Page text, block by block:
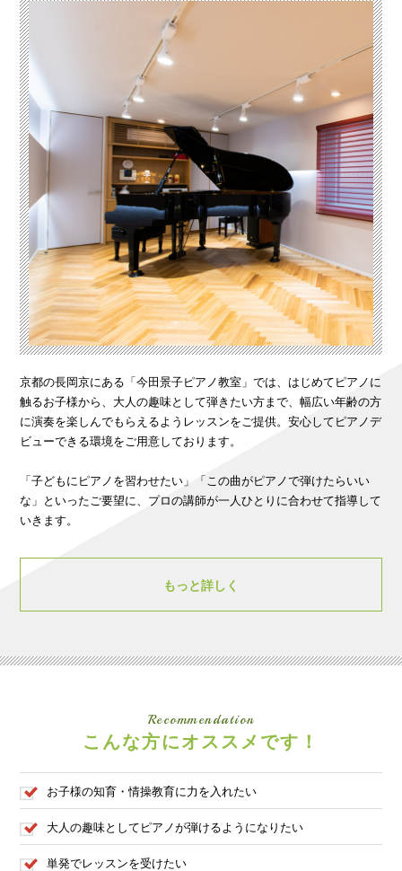
京都の長岡京にある「今田景子ピアノ教室」では、はじめてピアノに
触るお子様から、大人の趣味として弾きたい方まで、幅広い年齢の方
に演奏を楽しんでもらえるようレッスンをご提供。安心してピアノデ
ビューできる環境をご用意しております。
「子どもにピアノを習わせたい」「この曲がピアノで弾けたらいい
な」といったご要望に、プロの講師が一人ひとりに合わせて指導して
いきます。
もっと詳しく
Recommendation
こんな方にオススメです！
お子様の知育・情操教育に力を入れたい
大人の趣味としてピアノが弾けるようになりたい
単発でレッスンを受けたい